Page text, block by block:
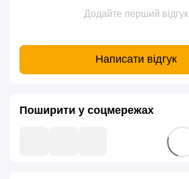
Додайте перший відгук
Написати відгук
Поширити у соцмережах